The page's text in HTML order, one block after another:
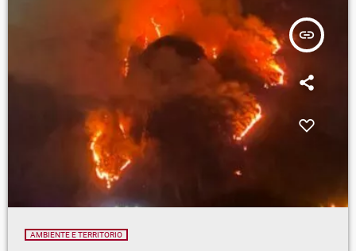
insert_link
AMBIENTE E TERRITORIO